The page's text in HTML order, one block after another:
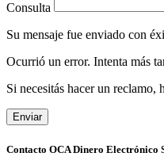
Consulta
Su mensaje fue enviado con
Ocurrió un error. Intenta más
Si necesitás hacer un reclamo,
Enviar
Contacto OCA Dinero Electrónico